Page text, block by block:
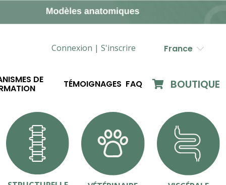
Connexion | S'inscrire France
DE TÉMOIGNAGES FAQ BOUTIQUE